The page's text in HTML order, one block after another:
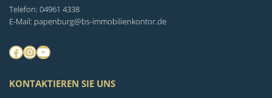
Telefon: 04961 4338
E-Mail: papenburg@bs-immobilienkontor.de
Facebook
Instagram
YouTube
KONTAKTIEREN SIE UNS